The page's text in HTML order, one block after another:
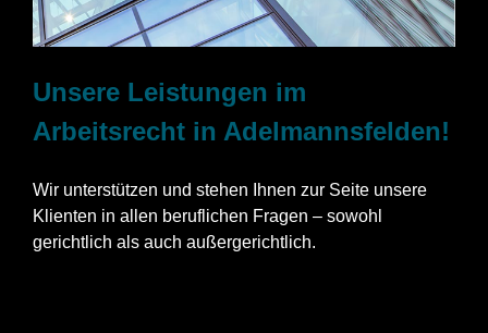
Unsere Leistungen im
Arbeitsrecht in Adelmannsfelden!
Wir unterstützen und stehen Ihnen zur Seite unsere
Klienten in allen beruflichen Fragen – sowohl
gerichtlich als auch außergerichtlich.